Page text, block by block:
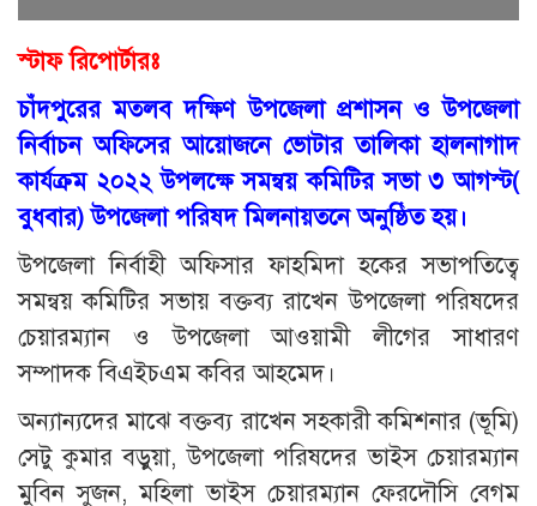
স্টাফ রিপোর্টারঃ
চাঁদপুরের মতলব দক্ষিণ উপজেলা প্রশাসন ও উপজেলা
নির্বাচন অফিসের আয়োজনে ভোটার তালিকা হালনাগাদ
কার্যক্রম ২০২২ উপলক্ষে সমন্বয় কমিটির সভা ৩ আগস্ট(
বুধবার) উপজেলা পরিষদ মিলনায়তনে অনুষ্ঠিত হয়।
উপজেলা নির্বাহী অফিসার ফাহমিদা হকের সভাপতিত্বে
সমন্বয় কমিটির সভায় বক্তব্য রাখেন উপজেলা পরিষদের
চেয়ারম্যান ও উপজেলা আওয়ামী লীগের সাধারণ
সম্পাদক বিএইচএম কবির আহমেদ।
অন্যান্যদের মাঝে বক্তব্য রাখেন সহকারী কমিশনার (ভূমি)
সেটু কুমার বড়ুয়া, উপজেলা পরিষদের ভাইস চেয়ারম্যান
মুবিন সুজন, মহিলা ভাইস চেয়ারম্যান ফেরদৌসি বেগম